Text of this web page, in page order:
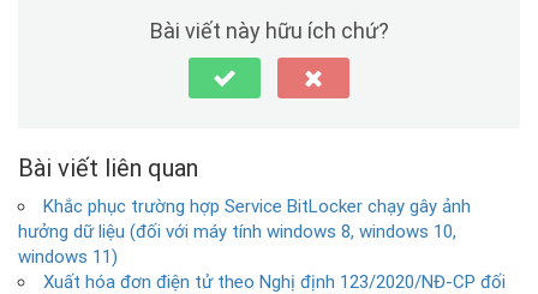
Bài viết này hữu ích chứ?
Bài viết liên quan
Khắc phục trường hợp Service BitLocker chạy gây ảnh
hưởng dữ liệu (đối với máy tính windows 8, windows 10,
windows 11)
Xuất hóa đơn điện tử theo Nghị định 123/2020/NĐ-CP đối